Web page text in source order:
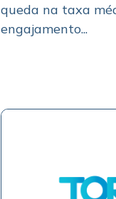
queda na taxa
engajamento...